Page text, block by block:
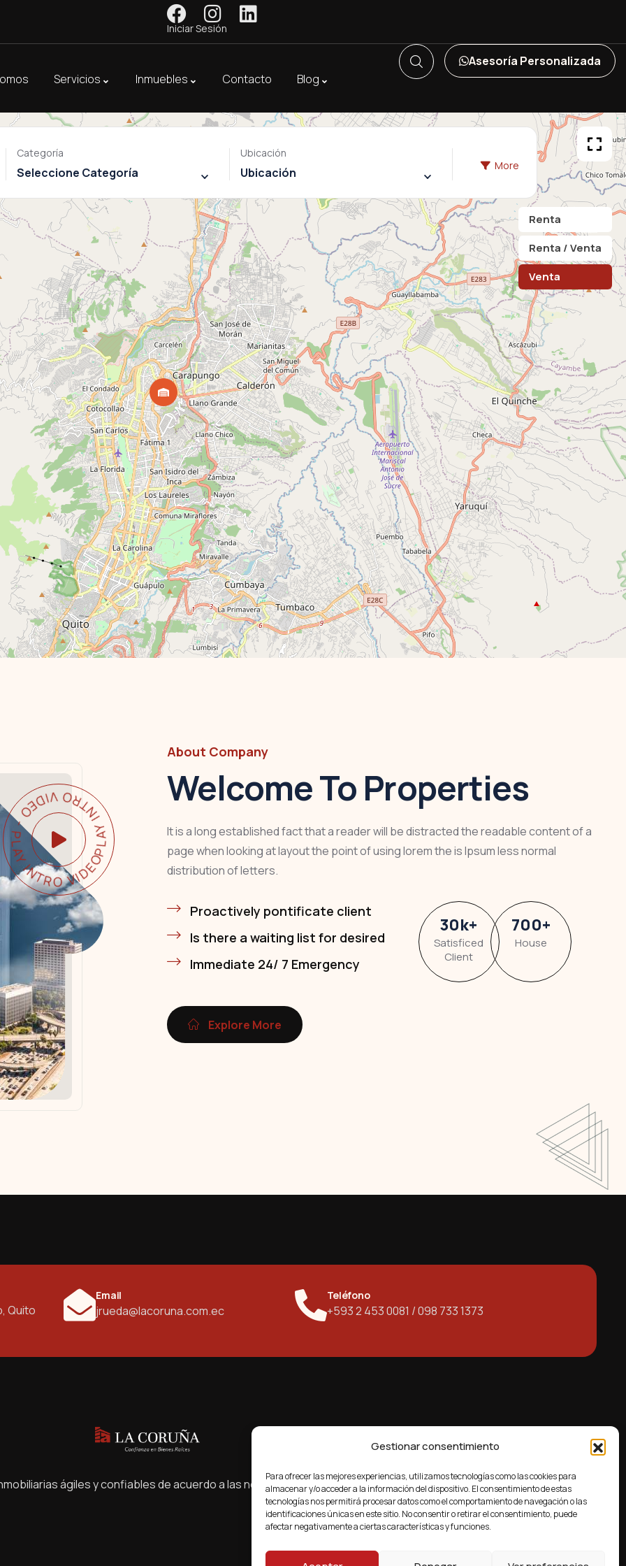
Gestionar consentimiento
Para ofrecer las mejores experiencias, utilizamos tecnologías como las cookies para
almacenar y/o acceder a la información del dispositivo. El consentimiento de estas
tecnologías nos permitirá procesar datos como el comportamiento de navegación o las
identificaciones únicas en este sitio. No consentir o retirar el consentimiento, puede
afectar negativamente a ciertas características y funciones.
Iniciar Sesión
Servicios Inmuebles Contacto Blog
Asesoría Personalizada
Renta
Renta / Venta
Venta
Categoría
Seleccione Categoría
Ubicación
Ubicación More
- PLAY INTRO VIDEO -
About Company
Welcome To Properties
It is a long established fact that a reader will be distracted the readable content of a
page when looking at layout the point of using lorem the is Ipsum less normal
distribution of letters.
Proactively pontificate client
Is there a waiting list for desired
Immediate 24/ 7 Emergency
30k+
Satisficed
Client
700+
House
Explore More
Quito
Email
jrueda@lacoruna.com.ec
Teléfono
+593 2 453 0081 / 098 733 1373
ágiles y confiables de acuerdo a las necesidades de cada uno de nuestros clientes.